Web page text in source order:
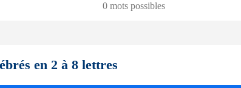
0 mots possibles
en 2 à 8 lettres